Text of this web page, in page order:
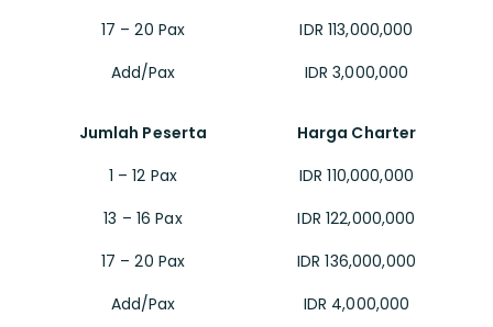
17 – 20 Pax
IDR 113,000,000
Add/Pax
IDR 3,000,000
Jumlah Peserta
Harga Charter
1 – 12 Pax
IDR 110,000,000
13 – 16 Pax
IDR 122,000,000
17 – 20 Pax
IDR 136,000,000
Add/Pax
IDR 4,000,000